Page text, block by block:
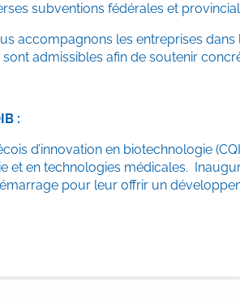
subventions fédérales et
accompagnons les entreprises
admissibles afin de soutenir
:
d’innovation en biotechnologie
et en technologies médicales.
pour leur offrir un